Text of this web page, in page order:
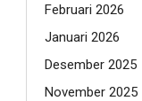
Februari 2026
Januari 2026
Desember 2025
November 2025